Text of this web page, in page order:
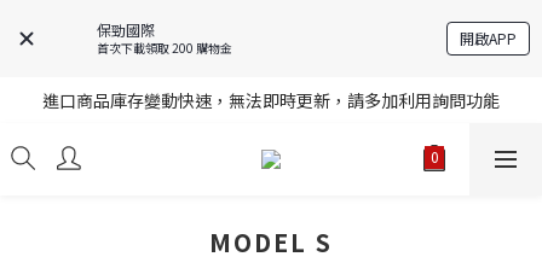
保勁國際
首次下載領取 200 購物金 開啟APP
註冊就送購物金，歡迎加入享更多優惠
註冊就送購物金，歡迎加入享更多優惠
進口商品庫存變動快速，無法即時更新，請多加利用詢問功能
註冊就送購物金，歡迎加入享更多優惠
MODEL S